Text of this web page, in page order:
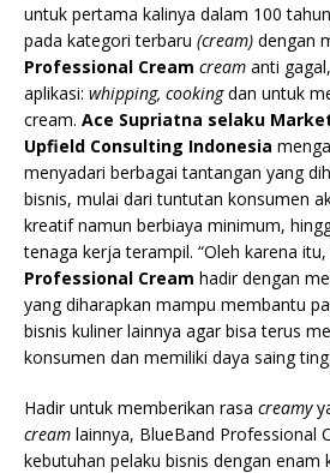
untuk pertama kalinya dalam 100
pada kategori terbaru (cream) dengan
Professional Cream cream anti
aplikasi: whipping, cookingdan untuk
cream. Ace Supriatna selaku
Upfield Consulting Indonesia
menyadari berbagai tantangan yang
bisnis, mulai dari tuntutan konsumen
kreatif namun berbiaya minimum,
tenaga kerja terampil. “Oleh karena itu,
Professional Cream hadir dengan
yang diharapkan mampu membantu
bisnis kuliner lainnya agar bisa terus
konsumen dan memiliki daya saing
Hadir untuk memberikan rasa creamy
cream lainnya, BlueBand Professional
kebutuhan pelaku bisnis dengan enam